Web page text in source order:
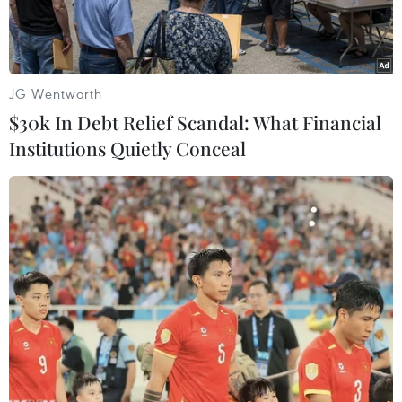
Quang cảnh buổi họp chỉ đạo chiều 28/1. (Ảnh: TTXVN phát)
Chiều 28/1, Bộ Công Thương đã có văn bản gửi
tới Sở Công Thương các tỉnh, thành phố trực
thuộc Trung ương về việc triển khai Bản đồ
chung sống an toàn COVID-19.
JG Wentworth
$30k In Debt Relief Scandal: What Financial
Institutions Quietly Conceal